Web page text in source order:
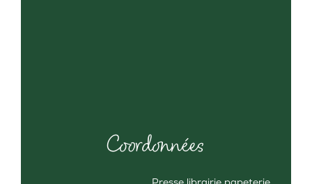
Coordonnées